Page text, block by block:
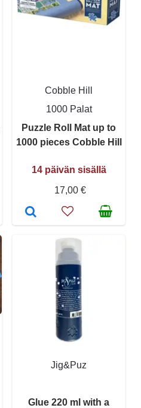
Cobble Hill
1000 Palat
Puzzle Roll Mat up to
1000 pieces Cobble Hill
14 päivän sisällä
17,00 €
Jig&Puz
Glue 220 ml with a